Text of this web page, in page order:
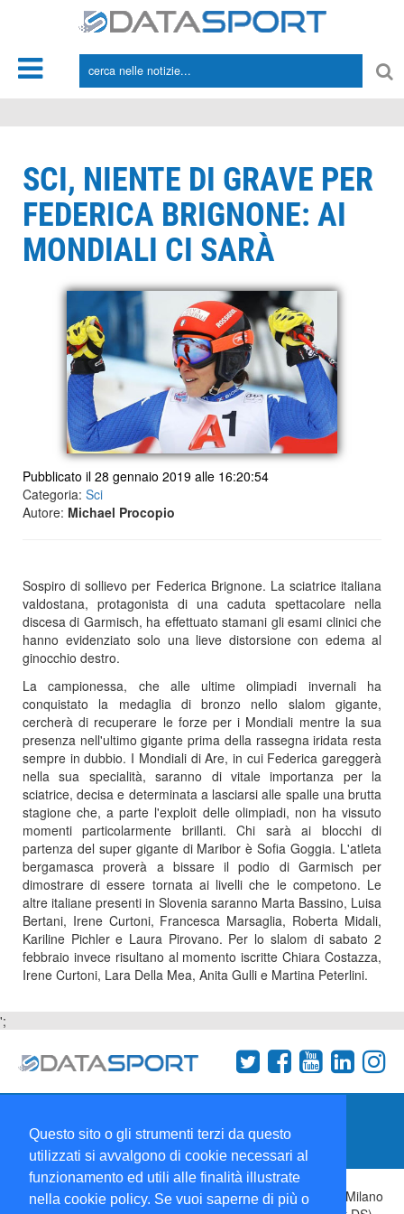
Questo sito o gli strumenti terzi da questo
utilizzati si avvalgono di cookie necessari al
funzionamento ed utili alle finalità illustrate
nella cookie policy. Se vuoi saperne di più o
SCI, NIENTE DI GRAVE PER
FEDERICA BRIGNONE: AI
MONDIALI CI SARÀ
Pubblicato il 28 gennaio 2019 alle 16:20:54
Categoria: Sci
Autore: Michael Procopio
Sospiro di sollievo per Federica Brignone. La sciatrice italiana
valdostana, protagonista di una caduta spettacolare nella
discesa di Garmisch, ha effettuato stamani gli esami clinici che
hanno evidenziato solo una lieve distorsione con edema al
ginocchio destro.
La campionessa, che alle ultime olimpiadi invernali ha
conquistato la medaglia di bronzo nello slalom gigante,
cercherà di recuperare le forze per i Mondiali mentre la sua
presenza nell'ultimo gigante prima della rassegna iridata resta
sempre in dubbio. I Mondiali di Are, in cui Federica gareggerà
nella sua specialità, saranno di vitale importanza per la
sciatrice, decisa e determinata a lasciarsi alle spalle una brutta
stagione che, a parte l'exploit delle olimpiadi, non ha vissuto
momenti particolarmente brillanti. Chi sarà ai blocchi di
partenza del super gigante di Maribor è Sofia Goggia. L'atleta
bergamasca proverà a bissare il podio di Garmisch per
dimostrare di essere tornata ai livelli che le competono. Le
altre italiane presenti in Slovenia saranno Marta Bassino, Luisa
Bertani, Irene Curtoni, Francesca Marsaglia, Roberta Midali,
Kariline Pichler e Laura Pirovano. Per lo slalom di sabato 2
febbraio invece risultano al momento iscritte Chiara Costazza,
Irene Curtoni, Lara Della Mea, Anita Gulli e Martina Peterlini.
';
Collabora con noi
Copyright 1995-2026 © Wise Srl Via Palmanova 8 20132 Milano